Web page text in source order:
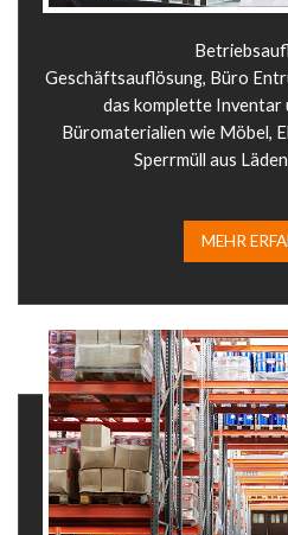
Geschäftsauflösung, Büro
das komplette Inventar
Büromaterialien wie Möbel,
Sperrmüll aus
MEHR